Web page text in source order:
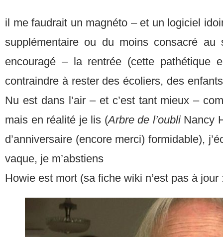
il me faudrait un magnéto – et un logiciel
supplémentaire ou du moins consacré
encouragé – la rentrée (cette pathétique
contraindre à rester des écoliers, des
Nu est dans l’air – et c’est tant mieux –
mais en réalité je lis (Arbre de l’oubliNancy
d’anniversaire (encore merci) formidable),
vaque, je m’abstiens
Howie est mort (sa fiche wiki n’est pas à jour